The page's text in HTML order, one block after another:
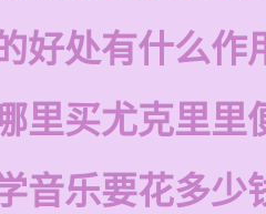
好处有什么作
里买尤克里里
音乐要花多少